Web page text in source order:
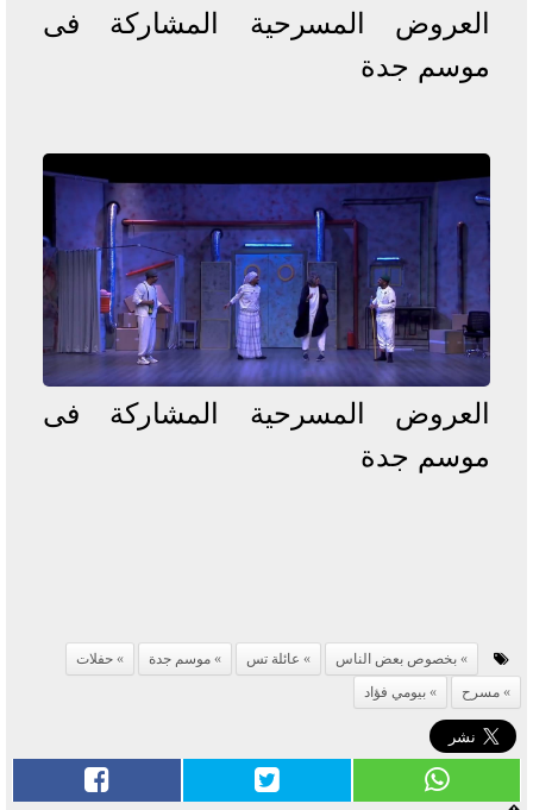
العروض المسرحية المشاركة فى
موسم جدة
العروض المسرحية المشاركة فى
موسم جدة
بخصوص بعض الناس عائلة تس موسم جدة
حفلات
مسرح
بيومي فؤاد